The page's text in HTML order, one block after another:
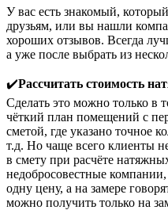
У вас есть знакомый,
друзьям, или вы нашли
хороших отзывов. Всегда
а уже после выбрать из
✔️Рассчитать стоимость
Сделать это можно только в
чёткий план помещений с
сметой, где указано точное
т.д. Но чаще всего клиенты
в смету при расчёте
недобросовестные
одну цену, а на замере
можно получить только на